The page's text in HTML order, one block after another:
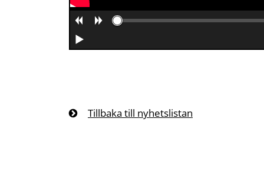
Tillbaka till nyhetslistan